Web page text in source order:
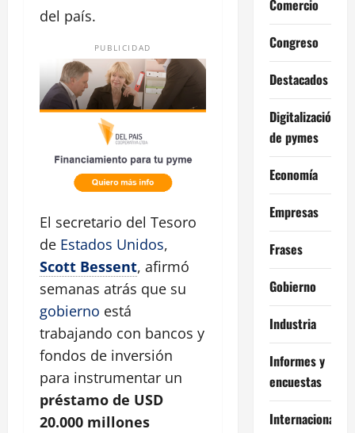
del país.
PUBLICIDAD
El secretario del Tesoro
de Estados Unidos,
Scott Bessent, afirmó
semanas atrás que su
gobierno está
trabajando con bancos y
fondos de inversión
para instrumentar un
préstamo de USD
20.000 millones
Comercio
Congreso
Destacados
Digitalización
de pymes
Economía
Empresas
Frases
Gobierno
Industria
Informes y
encuestas
Internacional